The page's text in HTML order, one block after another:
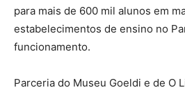
para mais de 600 mil alunos em
estabelecimentos de ensino no
funcionamento.
Parceria do Museu Goeldi e de O